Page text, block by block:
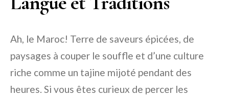
Ah, le Maroc! Terre de saveurs épicées, de
paysages à couper le souffle et d’une culture
riche comme un tajine mijoté pendant des
heures. Si vous êtes curieux de percer les